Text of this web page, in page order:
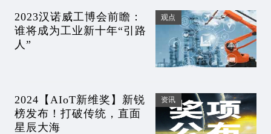
2023汉诺威工博会前瞻：
谁将成为工业新十年“引路
人”
观点
2024【AIoT新维奖】新锐
榜发布！打破传统，直面
星辰大海
资讯